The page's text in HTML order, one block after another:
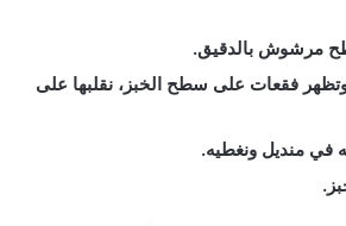
مرشوش بالدقيق.
وتظهر فقعات على سطح الخبز، نقلبها على
في منديل ونغطيه.